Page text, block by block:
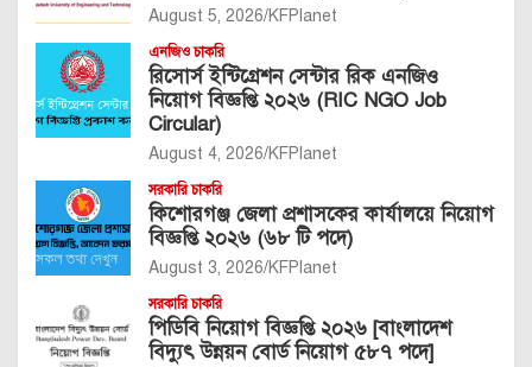
August 5, 2026 KFPlanet
এনজিও চাকরি
রিসোর্স ইন্টিগ্রেশন সেন্টার রিক এনজিও
নিয়োগ বিজ্ঞপ্তি ২০২৬ (RIC NGO Job
Circular)
August 4, 2026 KFPlanet
সরকারি চাকরি
কিশোরগঞ্জ জেলা প্রশাসকের কার্যালয়ে নিয়োগ
বিজ্ঞপ্তি ২০২৬ (৬৮ টি পদে)
August 3, 2026 KFPlanet
সরকারি চাকরি
পিডিবি নিয়োগ বিজ্ঞপ্তি ২০২৬ [বাংলাদেশ
বিদ্যুৎ উন্নয়ন বোর্ড নিয়োগ ৫৮৭ পদে]